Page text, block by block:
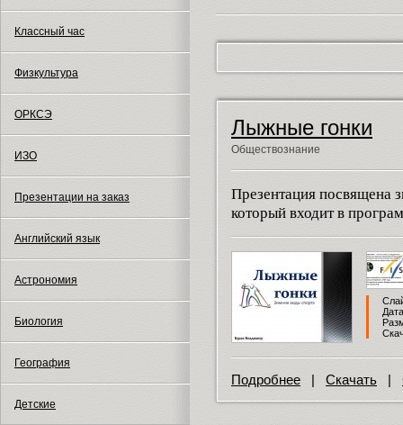
Классный час
Физкультура
ОРКСЭ
ИЗО
Презентации на заказ
Английский язык
Астрономия
Биология
География
Детские
Лыжные гонки
Обществознание
Презентация посвящена
который входит в
Подробнее | Скачать |